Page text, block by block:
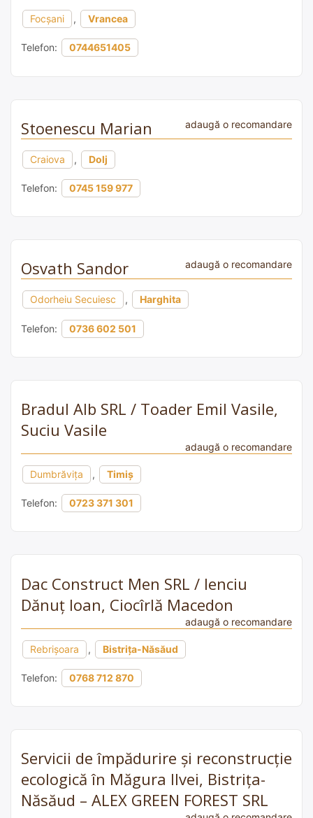
Focșani , Vrancea
Telefon: 0744651405
Stoenescu Marian adaugă o recomandare
Craiova , Dolj
Telefon: 0745 159 977
Osvath Sandor adaugă o recomandare
Odorheiu Secuiesc , Harghita
Telefon: 0736 602 501
Bradul Alb SRL / Toader Emil Vasile,
Suciu Vasile
adaugă o recomandare
Dumbrăvița , Timiș
Telefon: 0723 371 301
Dac Construct Men SRL / Ienciu
Dănuț Ioan, Ciocîrlă Macedon
adaugă o recomandare
Rebrișoara , Bistrița-Năsăud
Telefon: 0768 712 870
Servicii de împădurire și reconstrucție
ecologică în Măgura Ilvei, Bistrița-
Năsăud – ALEX GREEN FOREST SRL